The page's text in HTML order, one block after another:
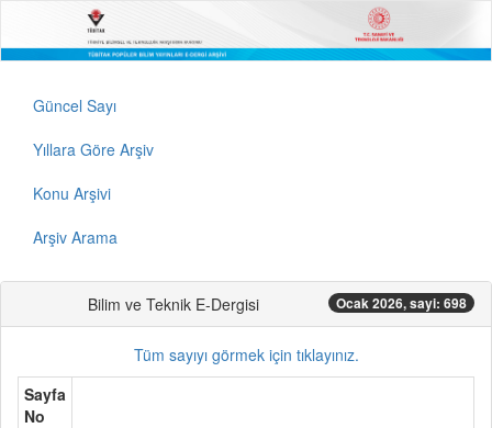
Güncel Sayı
Yıllara Göre Arşiv
Konu Arşivi
Arşiv Arama
Bilim ve Teknik E-Dergisi Ocak 2026, sayi: 698
Tüm sayıyı görmek için tıklayınız.
Sayfa
No